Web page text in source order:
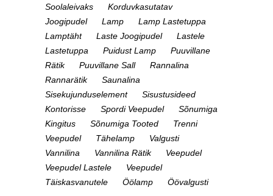
Soolaleivaks
Korduvkasutatav
Joogipudel
Lamp
Lamp Lastetuppa
Lamptäht
Laste Joogipudel
Lastele
Lastetuppa
Puidust Lamp
Puuvillane
Rätik
Puuvillane Sall
Rannalina
Rannarätik
Saunalina
Sisekujunduselement
Sisustusideed
Kontorisse
Spordi Veepudel
Sõnumiga
Kingitus
Sõnumiga Tooted
Trenni
Veepudel
Tähelamp
Valgusti
Vannilina
Vannilina Rätik
Veepudel
Veepudel Lastele
Veepudel
Täiskasvanutele
Öölamp Öövalgusti